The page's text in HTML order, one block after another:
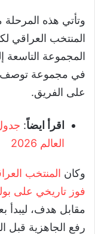
وتأتي هذه
المجموعة التاسعة
في مجموعة توصف
على الفريق.
اقرأ ايضاً:
العالم 2026
وكان المنتخب
فوز تاريخي على
مقابل هدف، ليبدأ
رفع الجاهزية قبل